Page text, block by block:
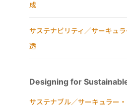
成
サステナビリティ／サーキュ
透
Designing for
サステナブル／サーキュラー